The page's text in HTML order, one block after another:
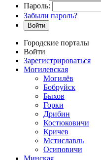
Пароль:
Забыли пароль?
Войти
Городские порталы
Войти
Зарегистрироваться
Могилевская
Могилёв
Бобруйск
Быхов
Горки
Дрибин
Костюковичи
Кричев
Мстиславль
Осиповичи
Минская